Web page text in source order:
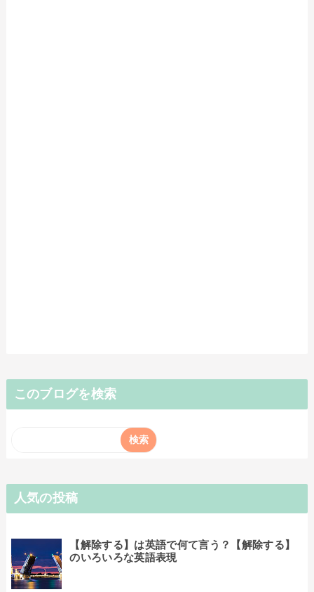
このブログを検索
人気の投稿
【解除する】は英語で何て言う？【解除する】
のいろいろな英語表現